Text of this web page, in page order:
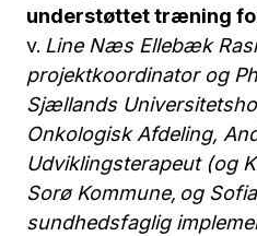
understøttet træning
v. Line Næs Ellebæk
projektkoordinator og
Sjællands
Onkologisk Afdeling,
Udviklingsterapeut (og
Sorø Kommune, og
sundhedsfaglig